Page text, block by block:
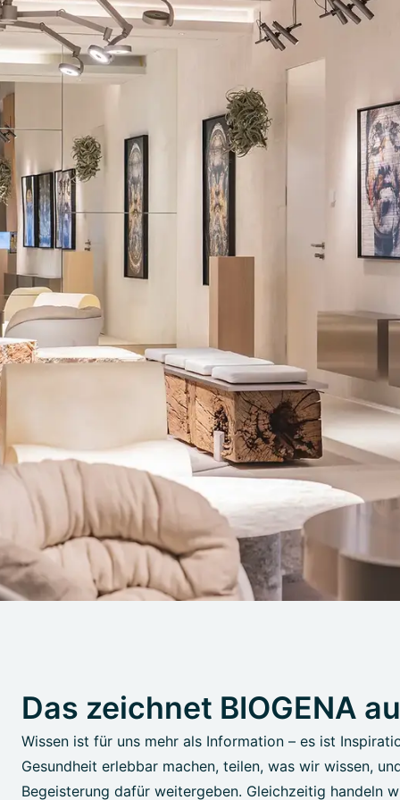
Das zeichnet BIOGENA
Wissen ist für uns mehr als Information – es ist
Gesundheit erlebbar machen, teilen, was wir wissen,
Begeisterung dafür weitergeben. Gleichzeitig handeln